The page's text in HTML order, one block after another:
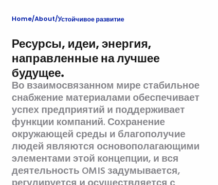
Home About Устойчивое развитие
Ресурсы, идеи, энергия,
направленные на лучшее
будущее.
Во взаимосвязанном мире стабильное
снабжение материалами обеспечивает
успех предприятий и поддерживает
функции компаний. Сохранение
окружающей среды и благополучие
людей являются основополагающими
элементами этой концепции, и вся
деятельность OMIS задумывается,